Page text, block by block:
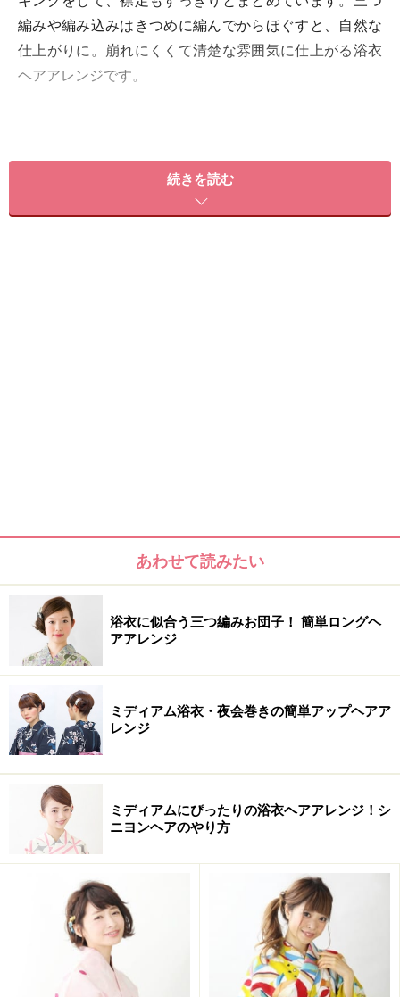
編みや編み込みはきつめに編んでからほぐすと、自然な
仕上がりに。崩れにくくて清楚な雰囲気に仕上がる浴衣
ヘアアレンジです。
やや前下がりの伸ばしかけボブ～ミディアムヘア。レイ
ヤーがほとんど入っていないのでやや重めだけど、髪が
適度に柔らかいので動きが付けやすい。
前下がりのボブベース
おすすめのタイプ
顔型：丸 卵 面長
髪質：軟毛
クセ：なし
浴衣ヘアアレンジの方法・やり方
続きを読む
あわせて読みたい
浴衣に似合う三つ編みお団子！ 簡単ロングヘ
アアレンジ
ミディアム浴衣・夜会巻きの簡単アップヘアア
レンジ
ミディアムにぴったりの浴衣ヘアアレンジ！シ
ニヨンヘアのやり方